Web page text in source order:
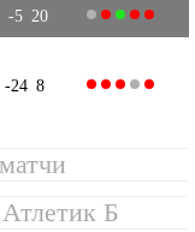
-5 20
-24 8
Атлетик Б